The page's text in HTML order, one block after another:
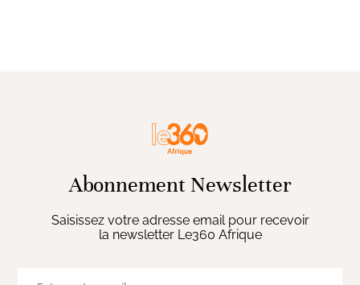
Abonnement Newsletter
Saisissez votre adresse email pour recevoir
la newsletter Le360 Afrique